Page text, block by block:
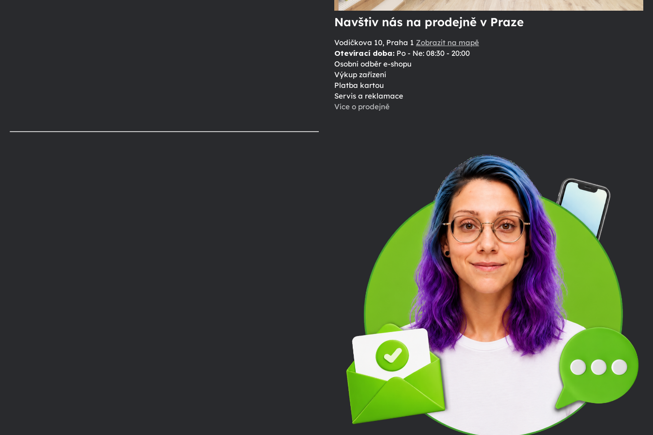
Navštiv nás na prodejně v Praze
Vodičkova 10, Praha 1 Zobrazit na mapě
Otevírací doba:Po - Ne: 08:30 - 20:00
Osobní odběr e-shopu
Výkup zařízení
Platba kartou
Servis a reklamace
Více o prodejně